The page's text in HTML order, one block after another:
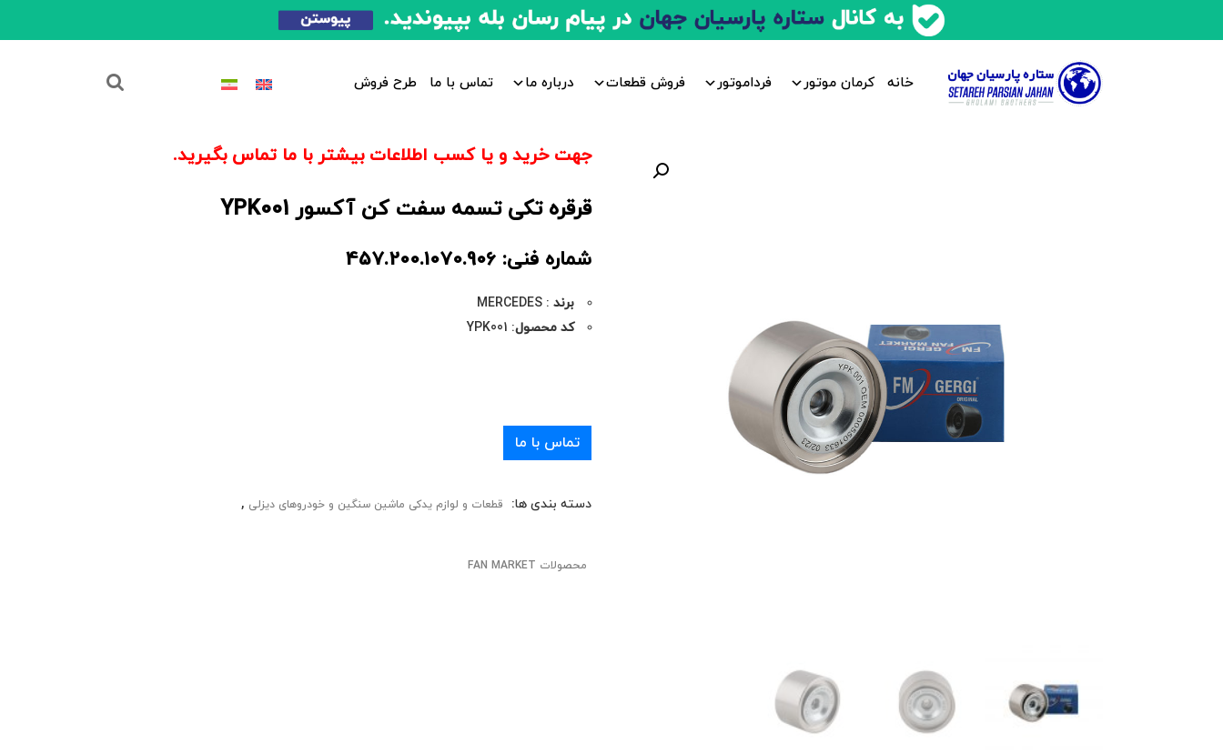
خانه کرمان موتور فرداموتور فروش قطعات درباره ما تماس با ما طرح فروش
جهت خرید و یا کسب اطلاعات بیشتر با ما تماس بگیرید.
قرقره تکی تسمه سفت کن آکسور YPK001
شماره فنی: 457.200.1070.906
برند: MERCEDES
کد محصول: YPK001
تماس با ما
دسته بندی ها: قطعات و لوازم یدکی ماشین سنگین و خودروهای دیزلی ,
محصولات FAN MARKET